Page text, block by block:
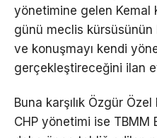
yönetimine gelen Kemal
günü meclis
ve konuşmayı kendi
gerçekleştireceğini ilan
Buna karşılık Özgür
CHP yönetimi ise TBMM